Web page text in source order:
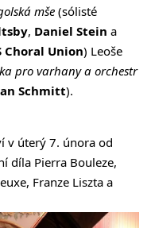
mše (sólisté
, Daniel Stein a
Choral Union) Leoše
pro varhany a orchestr
Schmitt).
v úterý 7. února od
díla Pierra Bouleze,
Franze Liszta a